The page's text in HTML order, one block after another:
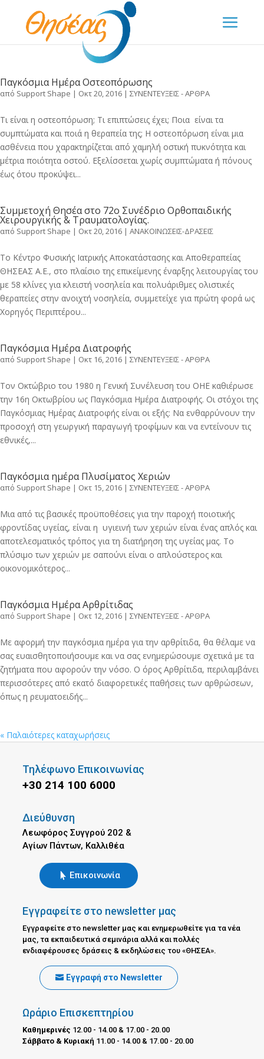
Παγκόσμια Ημέρα Οστεοπόρωσης
από Support Shape | Οκτ 20, 2016 | ΣΥΝΕΝΤΕΥΞΕΙΣ - ΑΡΘΡΑ
Τι είναι η οστεοπόρωση; Τι επιπτώσεις έχει; Ποια είναι τα
συμπτώματα και ποιά η θεραπεία της; Η οστεοπόρωση είναι μια
ασθένεια που χαρακτηρίζεται από χαμηλή οστική πυκνότητα και
μέτρια ποιότητα οστού. Εξελίσσεται χωρίς συμπτώματα ή πόνους
έως ότου προκύψει...
Συμμετοχή Θησέα στο 72ο Συνέδριο Ορθοπαιδικής
Χειρουργικής & Τραυματολογίας.
από Support Shape | Οκτ 20, 2016 | ΑΝΑΚΟΙΝΩΣΕΙΣ-ΔΡΑΣΕΙΣ
Το Κέντρο Φυσικής Ιατρικής Αποκατάστασης και Αποθεραπείας
ΘΗΣΕΑΣ Α.Ε., στο πλαίσιο της επικείμενης έναρξης λειτουργίας του
με 58 κλίνες για κλειστή νοσηλεία και πολυάριθμες ολιστικές
θεραπείες στην ανοιχτή νοσηλεία, συμμετείχε για πρώτη φορά ως
Χορηγός Περιπτέρου...
Παγκόσμια Ημέρα Διατροφής
από Support Shape | Οκτ 16, 2016 | ΣΥΝΕΝΤΕΥΞΕΙΣ - ΑΡΘΡΑ
Τον Οκτώβριο του 1980 η Γενική Συνέλευση του ΟΗΕ καθιέρωσε
την 16η Οκτωβρίου ως Παγκόσμια Ημέρα Διατροφής. Οι στόχοι της
Παγκόσμιας Ημέρας Διατροφής είναι οι εξής: Να ενθαρρύνουν την
προσοχή στη γεωργική παραγωγή τροφίμων και να εντείνουν τις
εθνικές,...
Παγκόσμια ημέρα Πλυσίματος Χεριών
από Support Shape | Οκτ 15, 2016 | ΣΥΝΕΝΤΕΥΞΕΙΣ - ΑΡΘΡΑ
Μια από τις βασικές προϋποθέσεις για την παροχή ποιοτικής
φροντίδας υγείας, είναι η υγιεινή των χεριών είναι ένας απλός και
αποτελεσματικός τρόπος για τη διατήρηση της υγείας μας. Το
πλύσιμο των χεριών με σαπούνι είναι ο απλούστερος και
οικονομικότερος...
Παγκόσμια Hμέρα Aρθρίτιδας
από Support Shape | Οκτ 12, 2016 | ΣΥΝΕΝΤΕΥΞΕΙΣ - ΑΡΘΡΑ
Με αφορμή την παγκόσμια ημέρα για την αρθρίτιδα, θα θέλαμε να
σας ευαισθητοποιήσουμε και να σας ενημερώσουμε σχετικά με τα
ζητήματα που αφορούν την νόσο. Ο όρος Αρθρίτιδα, περιλαμβάνει
περισσότερες από εκατό διαφορετικές παθήσεις των αρθρώσεων,
όπως η ρευματοειδής...
« Παλαιότερες καταχωρήσεις
Τηλέφωνο Επικοινωνίας
+30 214 100 6000
Διεύθυνση
Λεωφόρος Συγγρού 202 &
Αγίων Πάντων, Καλλιθέα
Επικοινωνία
Εγγραφείτε στο newsletter μας
Εγγραφείτε στο newsletter μας και ενημερωθείτε για τα νέα
μας, τα εκπαιδευτικά σεμινάρια αλλά και πολλές
ενδιαφέρουσες δράσεις & εκδηλώσεις του «ΘΗΣΕΑ».
Εγγραφή στο Newsletter
Ωράριο Επισκεπτηρίου
Καθημερινές 12.00 - 14.00 & 17.00 - 20.00
Σάββατο & Κυριακή 11.00 - 14.00 & 17.00 - 20.00